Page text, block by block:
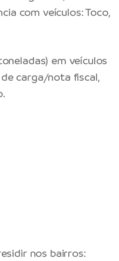
com veículos: Toco,
em veículos
carga/nota fiscal,
nos bairros: